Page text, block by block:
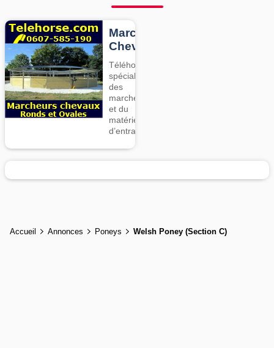
Marcheurs
Chevaux
Téléhorse,
spécialiste
des
marcheurs
et du
matériel
d’entrainement
Accueil Annonces Poneys Welsh Poney (Section C)